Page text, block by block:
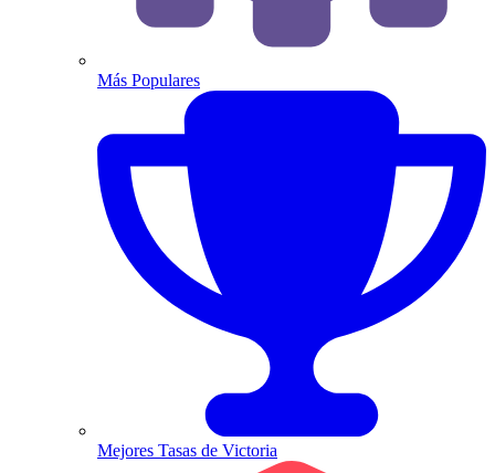
Más Populares
Mejores Tasas de Victoria